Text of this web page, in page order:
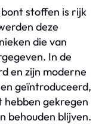
stoffen is rijk
deze
die van
In de
en zijn moderne
geïntroduceerd,
gekregen
behouden blijven.